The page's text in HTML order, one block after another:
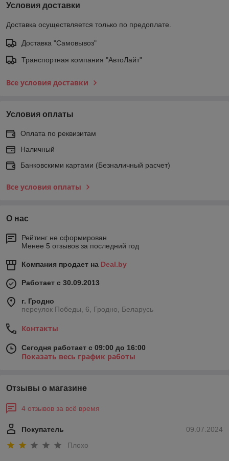
Условия доставки
Доставка осуществляется только по предоплате.
Доставка "Самовывоз"
Транспортная компания "АвтоЛайт"
Все условия доставки
Условия оплаты
Оплата по реквизитам
Наличный
Банковскими картами (Безналичный расчет)
Все условия оплаты
О нас
Рейтинг не сформирован
Менее 5 отзывов за последний год
Компания продает на Deal.by
Работает с 30.09.2013
г. Гродно
переулок Победы, 6, Гродно, Беларусь
Контакты
Сегодня работает с 09:00 до 16:00
Показать весь график работы
Отзывы о магазине
4 отзывов за всё время
09.07.2024
Покупатель
Плохо